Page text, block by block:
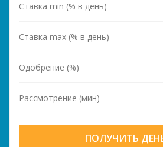
Ставка min (% в день)
Ставка max (% в день)
Одобрение (%)
Рассмотрение (мин)
ПОЛУЧИТЬ